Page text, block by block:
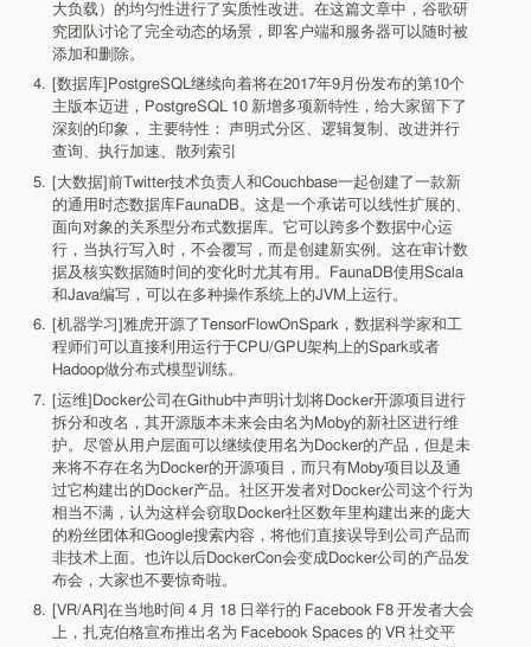
大负载）的均匀性进行了实质性改进。在这篇文章中，谷歌研
究团队讨论了完全动态的场景，即客户端和服务器可以随时被
添加和删除。
[数据库]PostgreSQL继续向着将在2017年9月份发布的第10个
主版本迈进，PostgreSQL 10 新增多项新特性，给大家留下了
深刻的印象， 主要特性： 声明式分区、逻辑复制、改进并行
查询、执行加速、散列索引
[大数据]前Twitter技术负责人和Couchbase一起创建了一款新
的通用时态数据库FaunaDB。这是一个承诺可以线性扩展的、
面向对象的关系型分布式数据库。它可以跨多个数据中心运
行，当执行写入时，不会覆写，而是创建新实例。这在审计数
据及核实数据随时间的变化时尤其有用。FaunaDB使用Scala
和Java编写，可以在多种操作系统上的JVM上运行。
[机器学习]雅虎开源了TensorFlowOnSpark，数据科学家和工
程师们可以直接利用运行于CPU/GPU架构上的Spark或者
Hadoop做分布式模型训练。
[运维]Docker公司在Github中声明计划将Docker开源项目进行
拆分和改名，其开源版本未来会由名为Moby的新社区进行维
护。尽管从用户层面可以继续使用名为Docker的产品，但是未
来将不存在名为Docker的开源项目，而只有Moby项目以及通
过它构建出的Docker产品。社区开发者对Docker公司这个行为
相当不满，认为这样会窃取Docker社区数年里构建出来的庞大
的粉丝团体和Google搜索内容，将他们直接误导到公司产品而
非技术上面。也许以后DockerCon会变成Docker公司的产品发
布会，大家也不要惊奇啦。
[VR/AR]在当地时间 4 月 18 日举行的 Facebook F8 开发者大会
上，扎克伯格宣布推出名为 Facebook Spaces 的 VR 社交平